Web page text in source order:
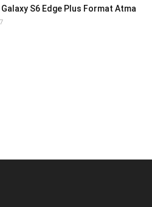
S6 Edge Plus Format Atma